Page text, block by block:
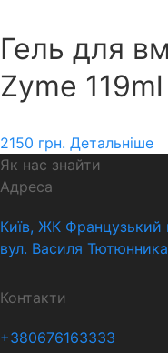
Гель для
Zyme
2150 грн. Детальніше
Як нас знайти
Адреса
Київ, ЖК Французький
вул. Василя
Контакти
+380676163333